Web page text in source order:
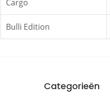
Cargo
Bulli Edition
Categorieën